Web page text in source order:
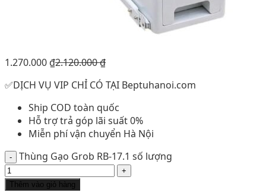
1.270.000 ₫2.120.000₫
✅DỊCH VỤ VIP CHỈ CÓ TẠI Beptuhanoi.com
Ship COD toàn quốc
Hỗ trợ trả góp lãi suất 0%
Miễn phí vận chuyển Hà Nội
Thùng Gạo Grob RB-17.1 số lượng
Thêm vào giỏ hàng